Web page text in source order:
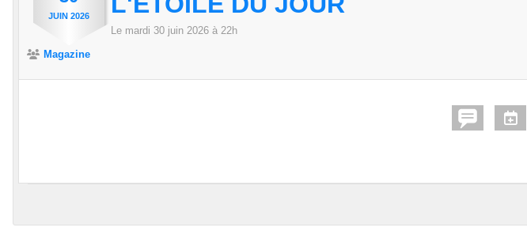
JUIN 2026
Le mardi 30 juin 2026 à 22h
Magazine